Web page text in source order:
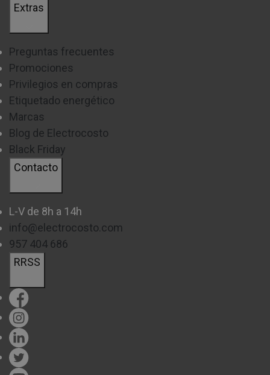
Extras
Preguntas frecuentes
Promociones
Privilegios en compras
Etiquetado energético
Marcas
Blog de Electrocosto
Black Friday
Contacto
L-V de 8h a 14h
info@electrocosto.com
957 404 686
RRSS